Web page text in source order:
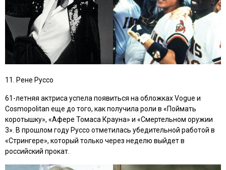
11. Рене Руссо
61-летняя актриса успела появиться на обложках Vogue и
Cosmopolitan еще до того, как получила роли в «Поймать
коротышку», «Афере Томаса Крауна» и «Смертельном оружии
3». В прошлом году Руссо отметилась убедительной работой в
«Стрингере», который только через неделю выйдет в
российский прокат.